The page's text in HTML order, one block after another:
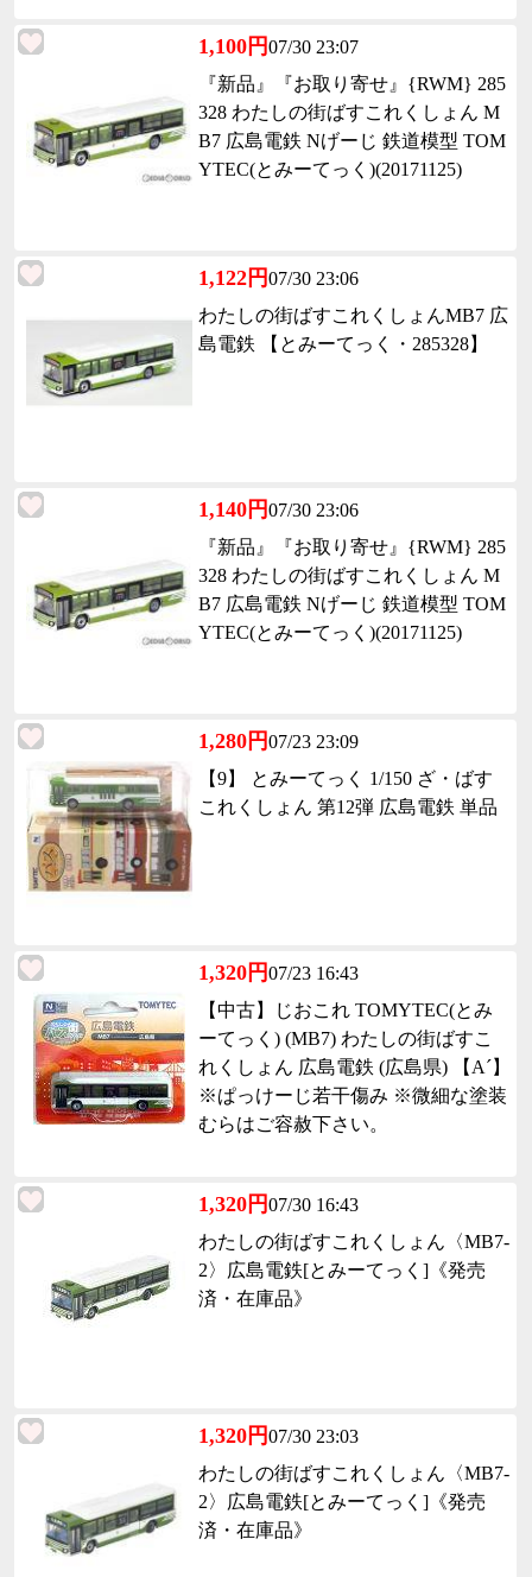
1,100円07/30 23:07
『新品』『お取り寄せ』{RWM} 285
328 わたしの街ばすこれくしょん M
B7 広島電鉄 Nげーじ 鉄道模型 TOM
YTEC(とみーてっく)(20171125)
1,122円07/30 23:06
わたしの街ばすこれくしょんMB7 広
島電鉄 【とみーてっく・285328】
1,140円07/30 23:06
『新品』『お取り寄せ』{RWM} 285
328 わたしの街ばすこれくしょん M
B7 広島電鉄 Nげーじ 鉄道模型 TOM
YTEC(とみーてっく)(20171125)
1,280円07/23 23:09
【9】 とみーてっく 1/150 ざ・ばす
これくしょん 第12弾 広島電鉄 単品
1,320円07/23 16:43
【中古】じおこれ TOMYTEC(とみ
ーてっく) (MB7) わたしの街ばすこ
れくしょん 広島電鉄 (広島県) 【A´】
※ぱっけーじ若干傷み ※微細な塗装
むらはご容赦下さい。
1,320円07/30 16:43
わたしの街ばすこれくしょん〈MB7-
2〉広島電鉄[とみーてっく]《発売
済・在庫品》
1,320円07/30 23:03
わたしの街ばすこれくしょん〈MB7-
2〉広島電鉄[とみーてっく]《発売
済・在庫品》